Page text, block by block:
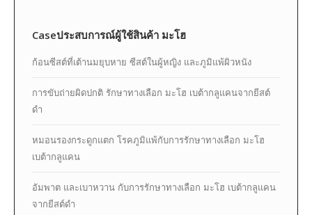
Caseประสบการณ์ผู้ใช้สินค้า มะโฮ
ก้อนซีสต์ที่เต้านมยุบหาย ซีสต์ในผู้หญิง และภูมิแพ้ผิวหนัง
การขับถ่ายผิดปกติ รักษาทางเลือก มะโฮ เบต้ากลูแคนจากยีสต์
ดำ
หมอนรองกระดูกแตก โรคภูมิแพ้กับการรักษาทางเลือก มะโฮ
เบต้ากลูแคน
อัมพาต และเบาหวาน กับการรักษาทางเลือก มะโฮ เบต้ากลูแคน
จากยีสต์ดำ